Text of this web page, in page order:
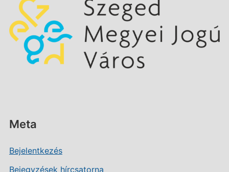
Meta
Bejelentkezés
Bejegyzések hírcsatorna